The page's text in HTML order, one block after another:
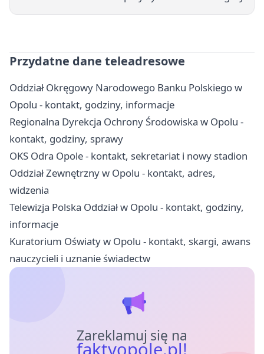
Przydatne dane teleadresowe
Oddział Okręgowy Narodowego Banku Polskiego w
Opolu - kontakt, godziny, informacje
Regionalna Dyrekcja Ochrony Środowiska w Opolu -
kontakt, godziny, sprawy
OKS Odra Opole - kontakt, sekretariat i nowy stadion
Oddział Zewnętrzny w Opolu - kontakt, adres,
widzenia
Telewizja Polska Oddział w Opolu - kontakt, godziny,
informacje
Kuratorium Oświaty w Opolu - kontakt, skargi, awans
nauczycieli i uznanie świadectw
Zareklamuj się na
faktyopole.pl!